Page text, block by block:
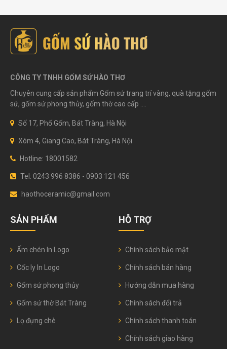
CÔNG TY TNHH GỐM SỨ HÀO THƠ
Chuyên cung cấp sản phẩm Gốm sứ trang trí vàng, quà tặng gốm
sứ, gốm sứ phong thủy, gốm thờ cao cấp ....
Số 17, Phố Gốm, Bát Tràng, Hà Nội
Xóm 4, Giang Cao, Bát Tràng, Hà Nội
Hotline: 18001582
Tel: 0243 996 8386 - 0903 121 456
haothoceramic@gmail.com
SẢN PHẨM
Ấm chén In Logo
Cốc ly In Logo
Gốm sứ phong thủy
Gốm sứ thờ Bát Tràng
Lọ đựng chè
HỖ TRỢ
Chính sách bảo mật
Chính sách bán hàng
Hướng dẫn mua hàng
Chính sách đổi trả
Chính sách thanh toán
Chính sách giao hàng